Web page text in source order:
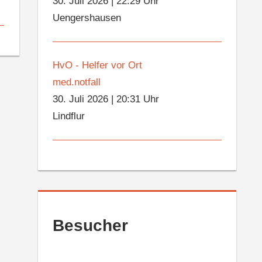
Uengershausen
HvO - Helfer vor Ort
med.notfall
30. Juli 2026 |20:31 Uhr
Lindflur
Besucher